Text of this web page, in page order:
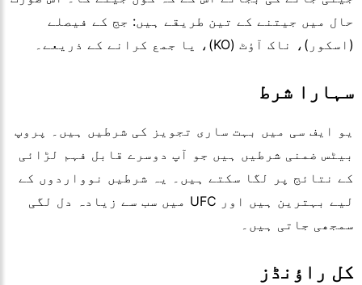
حال میں جیتنے کے تین طریقے ہیں: جج کے فیصلے
(اسکور)، ناک آؤٹ (KO)، یا جمع کرانے کے ذریعے۔
سہارا شرط
یو ایف سی میں بہت ساری تجویز کی شرطیں ہیں۔ پروپ
بیٹس ضمنی شرطیں ہیں جو آپ دوسرے قابل فہم لڑائی
کے نتائج پر لگا سکتے ہیں۔ یہ شرطیں نوواردوں کے
لیے بہترین ہیں اور UFC میں سب سے زیادہ دل لگی
سمجھی جاتی ہیں۔
کل راؤنڈز